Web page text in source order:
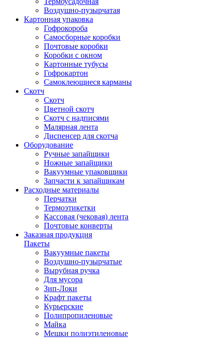
Воздушно-пузырчатая
Картонная упаковка
Гофрокороба
Самосборные коробки
Почтовые коробки
Коробки с окном
Картонные тубусы
Гофрокартон
Самоклеющиеся карманы
Скотч
Скотч
Цветной скотч
Скотч с надписями
Малярная лента
Диспенсер для скотча
Оборудование
Ручные запайщики
Ножные запайщики
Вакуумные упаковщики
Запчасти к запайщикам
Расходные материалы
Перчатки
Термоэтикетки
Кассовая (чековая) лента
Почтовые конверты
Заказная продукция
Пакеты
Вакуумные пакеты
Воздушно-пузырчатые
Вырубная ручка
Для мусора
Зип-Локи
Крафт пакеты
Курьерские
Полипропиленовые
Майка
Мешки полиэтиленовые